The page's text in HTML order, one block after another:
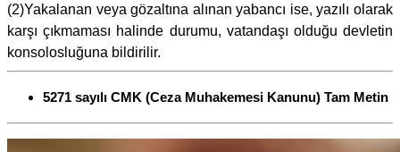
(2)Yakalanan veya gözaltına alınan yabancı ise, yazılı olarak
karşı çıkmaması halinde durumu, vatandaşı olduğu devletin
konsolosluğuna bildirilir.
5271 sayılı CMK (Ceza Muhakemesi Kanunu) Tam Metin